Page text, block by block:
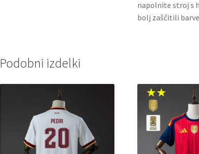
napolnite stroj s
bolj zaščitili
Podobni izdelki